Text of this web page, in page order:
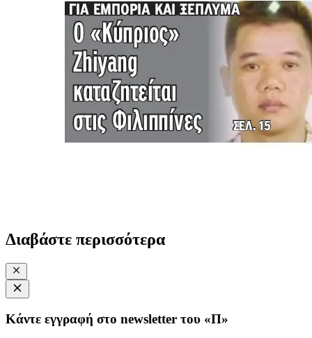
Διαβάστε περισσότερα
Κάντε εγγραφή στο newsletter του «Π»